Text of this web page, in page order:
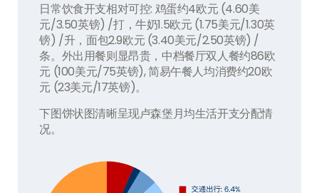
日常饮食开支相对可控: 鸡蛋约4欧元 (4.60美
元/3.50英镑) /打，牛奶1.5欧元 (1.75美元/1.30英
镑) /升，面包2.9欧元 (3.40美元/2.50英镑) /
条。外出用餐则显昂贵，中档餐厅双人餐约86欧
元 (100美元/75英镑), 简易午餐人均消费约20欧
元 (23美元/17英镑)。
下图饼状图清晰呈现卢森堡月均生活开支分配情
况。